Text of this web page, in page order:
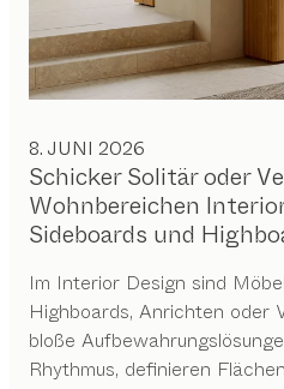
8. JUNI 2026
Schicker Solitär oder
Wohnbereichen
Sideboards und
Im Interior Design sind
Highboards, Anrichten oder
bloße
Rhythmus, definieren